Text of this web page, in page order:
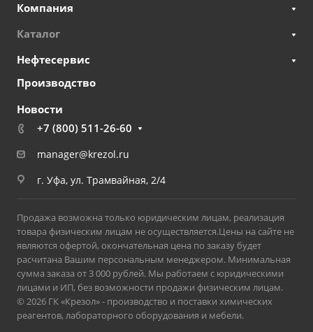
Компания
Каталог
Нефтесервис
Производство
Новости
+7 (800) 511-26-60
manager@krezol.ru
г. Уфа, ул. Трамвайная, 2/4
Продажа возможна только юридическим лицам, реализация
товара физическим лицам не осуществляется.Цены на сайте не
являются офертой, окончательная цена по заказу будет
расчитана Вашим персональным менеджером. Минимальная
сумма заказа от 3 000 рублей. Мы работаем с юридическими
лицами и ИП, без возможности продажи физическим лицам.
© 2026 ГК «Крезол» - производство и поставки химических
реагентов, лабораторного оборудования и мебели.